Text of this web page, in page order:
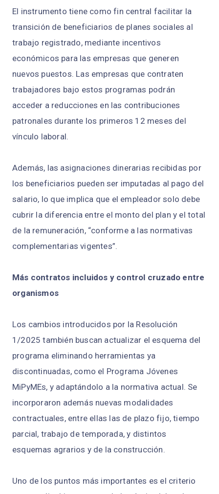
El instrumento tiene como fin central facilitar la
transición de beneficiarios de planes sociales al
trabajo registrado, mediante incentivos
económicos para las empresas que generen
nuevos puestos. Las empresas que contraten
trabajadores bajo estos programas podrán
acceder a reducciones en las contribuciones
patronales durante los primeros 12 meses del
vínculo laboral.
Además, las asignaciones dinerarias recibidas por
los beneficiarios pueden ser imputadas al pago del
salario, lo que implica que el empleador solo debe
cubrir la diferencia entre el monto del plan y el total
de la remuneración, “conforme a las normativas
complementarias vigentes”.
Más contratos incluidos y control cruzado entre
organismos
Los cambios introducidos por la Resolución
1/2025 también buscan actualizar el esquema del
programa eliminando herramientas ya
discontinuadas, como el Programa Jóvenes
MiPyMEs, y adaptándolo a la normativa actual. Se
incorporaron además nuevas modalidades
contractuales, entre ellas las de plazo fijo, tiempo
parcial, trabajo de temporada, y distintos
esquemas agrarios y de la construcción.
Uno de los puntos más importantes es el criterio